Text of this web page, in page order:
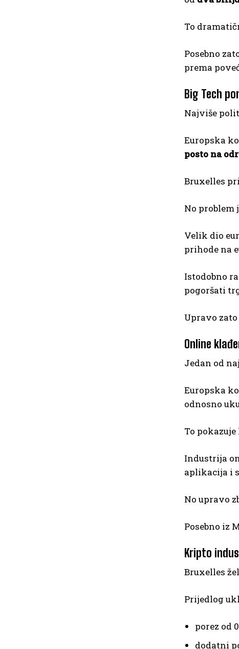
To
Posebno
prema
Big Tech
Najviše
Europska
posto na
Bruxelles
No problem
Velik dio
prihode na
Istodobno
pogoršati
Upravo
Online
Jedan od
Europska
odnosno
To
Industrija
aplikacija i
No upravo
Posebno iz
Kripto
Bruxelles
Prijedlog
porez od
dodatni